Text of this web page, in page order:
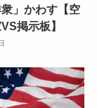
」かわす【空
掲示板】